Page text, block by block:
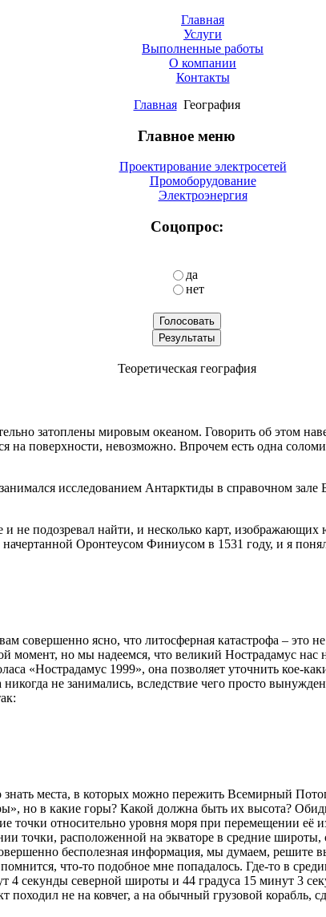
Главная
Услуги
Выполненные работы
О компании
Контакты
Главная География
Главное меню
Проектирование электросетей
Промоборудование
Электроэнергия
Соцопрос:
да
нет
Теоретическая география
затоплены мировым океаном. Говорить об этом
на поверхности, невозможно. Впрочем есть одна
исследованием Антарктиды в справочном
не подозревал найти, и несколько карт,
Оронтеусом Финиусом в 1531 году, и я
совершенно ясно, что литосферная катастрофа – это
момент, но мы надеемся, что великий Нострадамус
«Нострадамус 1999», она позволяет уточнить кое-
не занимались, вследствие чего просто
знать места, в которых можно пережить Всемирный
но в какие горы? Какой должна быть их высота?
точки относительно уровня моря при перемещении
точки, расположенной на экваторе в средние
бесполезная информация, мы думаем,
что-то подобное мне попадалось. Где-то в
4 секунды северной широты и 44 градуса 15 минут 3
походил не на ковчег, а на обычный грузовой корабль,